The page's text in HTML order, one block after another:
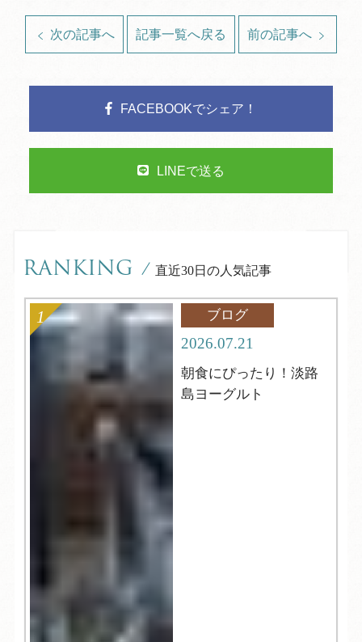
次の記事へ 記事一覧へ戻る 前の記事へ
FACEBOOKでシェア！
LINEで送る
RANKING / 直近30日の人気記事
ブログ
2026.07.21
朝食にぴったり！淡路
島ヨーグルト